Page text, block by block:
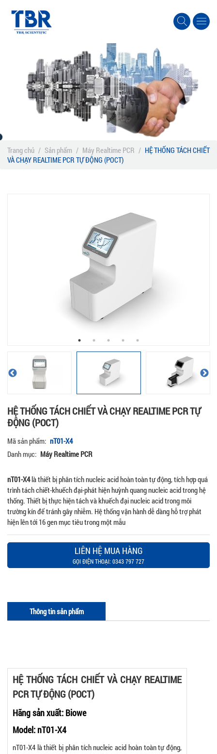
Trang chủ / Sản phẩm / Máy Realtime PCR / HỆ THỐNG TÁCH CHIẾT
VÀ CHẠY REALTIME PCR TỰ ĐỘNG (POCT)
HỆ THỐNG TÁCH CHIẾT VÀ CHẠY REALTIME PCR TỰ
ĐỘNG (POCT)
Mã sản phẩm: nT01-X4
Danh mục: Máy Realtime PCR
nT01-X4là thiết bị phân tích nucleic acid hoàn toàn tự động, tích hợp quá
trình tách chiết-khuếch đại-phát hiện huỳnh quang nucleic acid trong hệ
thống. Thiết bị thực hiện tách và khuếch đại nucleic acid trong môi
trường kín để tránh gây nhiễm. Hệ thống vận hành dễ dàng hỗ trợ phát
hiện lên tới 16 gen mục tiêu trong một mẫu
LIÊN HỆ MUA HÀNG
GỌI ĐIỆN THOẠI: 0343 797 727
Thông tin sản phẩm
HỆ THỐNG TÁCH CHIẾT VÀ CHẠY REALTIME
PCR TỰ ĐỘNG (POCT)
Hãng sản xuất: Biowe
Model: nT01-X4
nT01-X4 là thiết bị phân tích nucleic acid hoàn toàn tự động,